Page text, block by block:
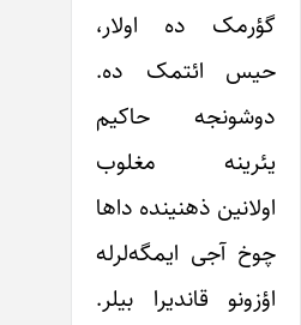
گؤرمک ده اولار،
حیس ائتمک ده.
دوشونجه حاکیم
یئرینه مغلوب
اولانین ذهنینده داها
چوخ آجی ایمگه‌لرله
اؤزونو قاندیرا بیلر.